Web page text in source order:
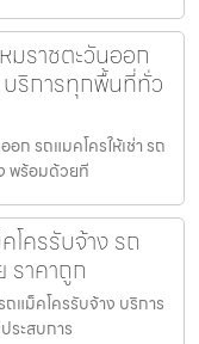
มราชตะวันออก
บริการทุกพื้นที่ทั่ว
ก รถแมคโครให้เช่า รถ
พร้อมด้วยที
โครรับจ้าง รถ
ราคาถูก
ถแม็คโครรับจ้าง บริการ
ระสบการ